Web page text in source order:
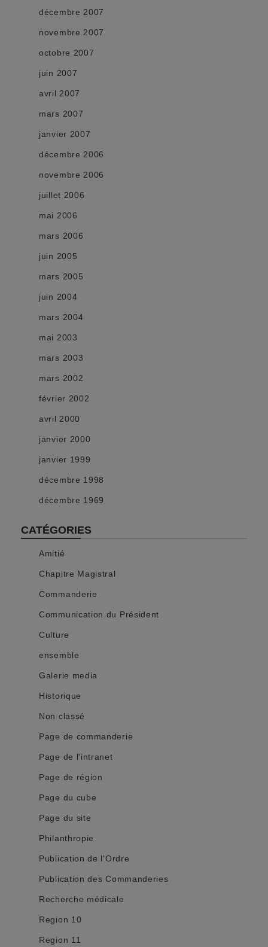
décembre 2007
novembre 2007
octobre 2007
juin 2007
avril 2007
mars 2007
janvier 2007
décembre 2006
novembre 2006
juillet 2006
mai 2006
mars 2006
juin 2005
mars 2005
juin 2004
mars 2004
mai 2003
mars 2003
mars 2002
février 2002
avril 2000
janvier 2000
janvier 1999
décembre 1998
décembre 1969
CATÉGORIES
Amitié
Chapitre Magistral
Commanderie
Communication du Président
Culture
ensemble
Galerie media
Historique
Non classé
Page de commanderie
Page de l'intranet
Page de région
Page du cube
Page du site
Philanthropie
Publication de l'Ordre
Publication des Commanderies
Recherche médicale
Region 10
Region 11